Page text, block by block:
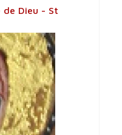
de Dieu - St